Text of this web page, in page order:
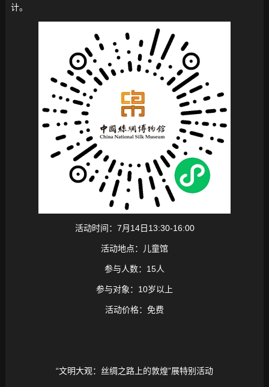
计。
活动时间：7月14日13:30-16:00
活动地点：儿童馆
参与人数：15人
参与对象：10岁以上
活动价格：免费
“文明大观：丝绸之路上的敦煌”展特别活动